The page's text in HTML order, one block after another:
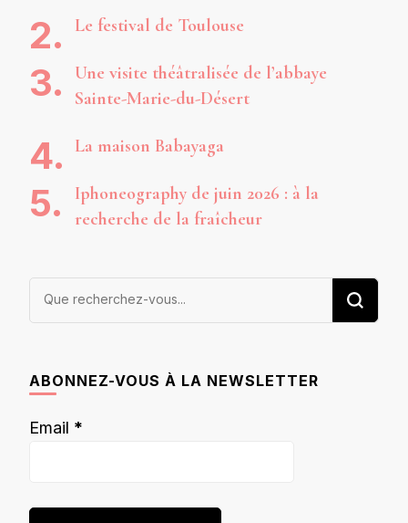
Le festival de Toulouse
Une visite théâtralisée de l’abbaye
Sainte-Marie-du-Désert
La maison Babayaga
Iphoneography de juin 2026 : à la
recherche de la fraîcheur
Vous
ABONNEZ-VOUS À LA NEWSLETTER
Email *